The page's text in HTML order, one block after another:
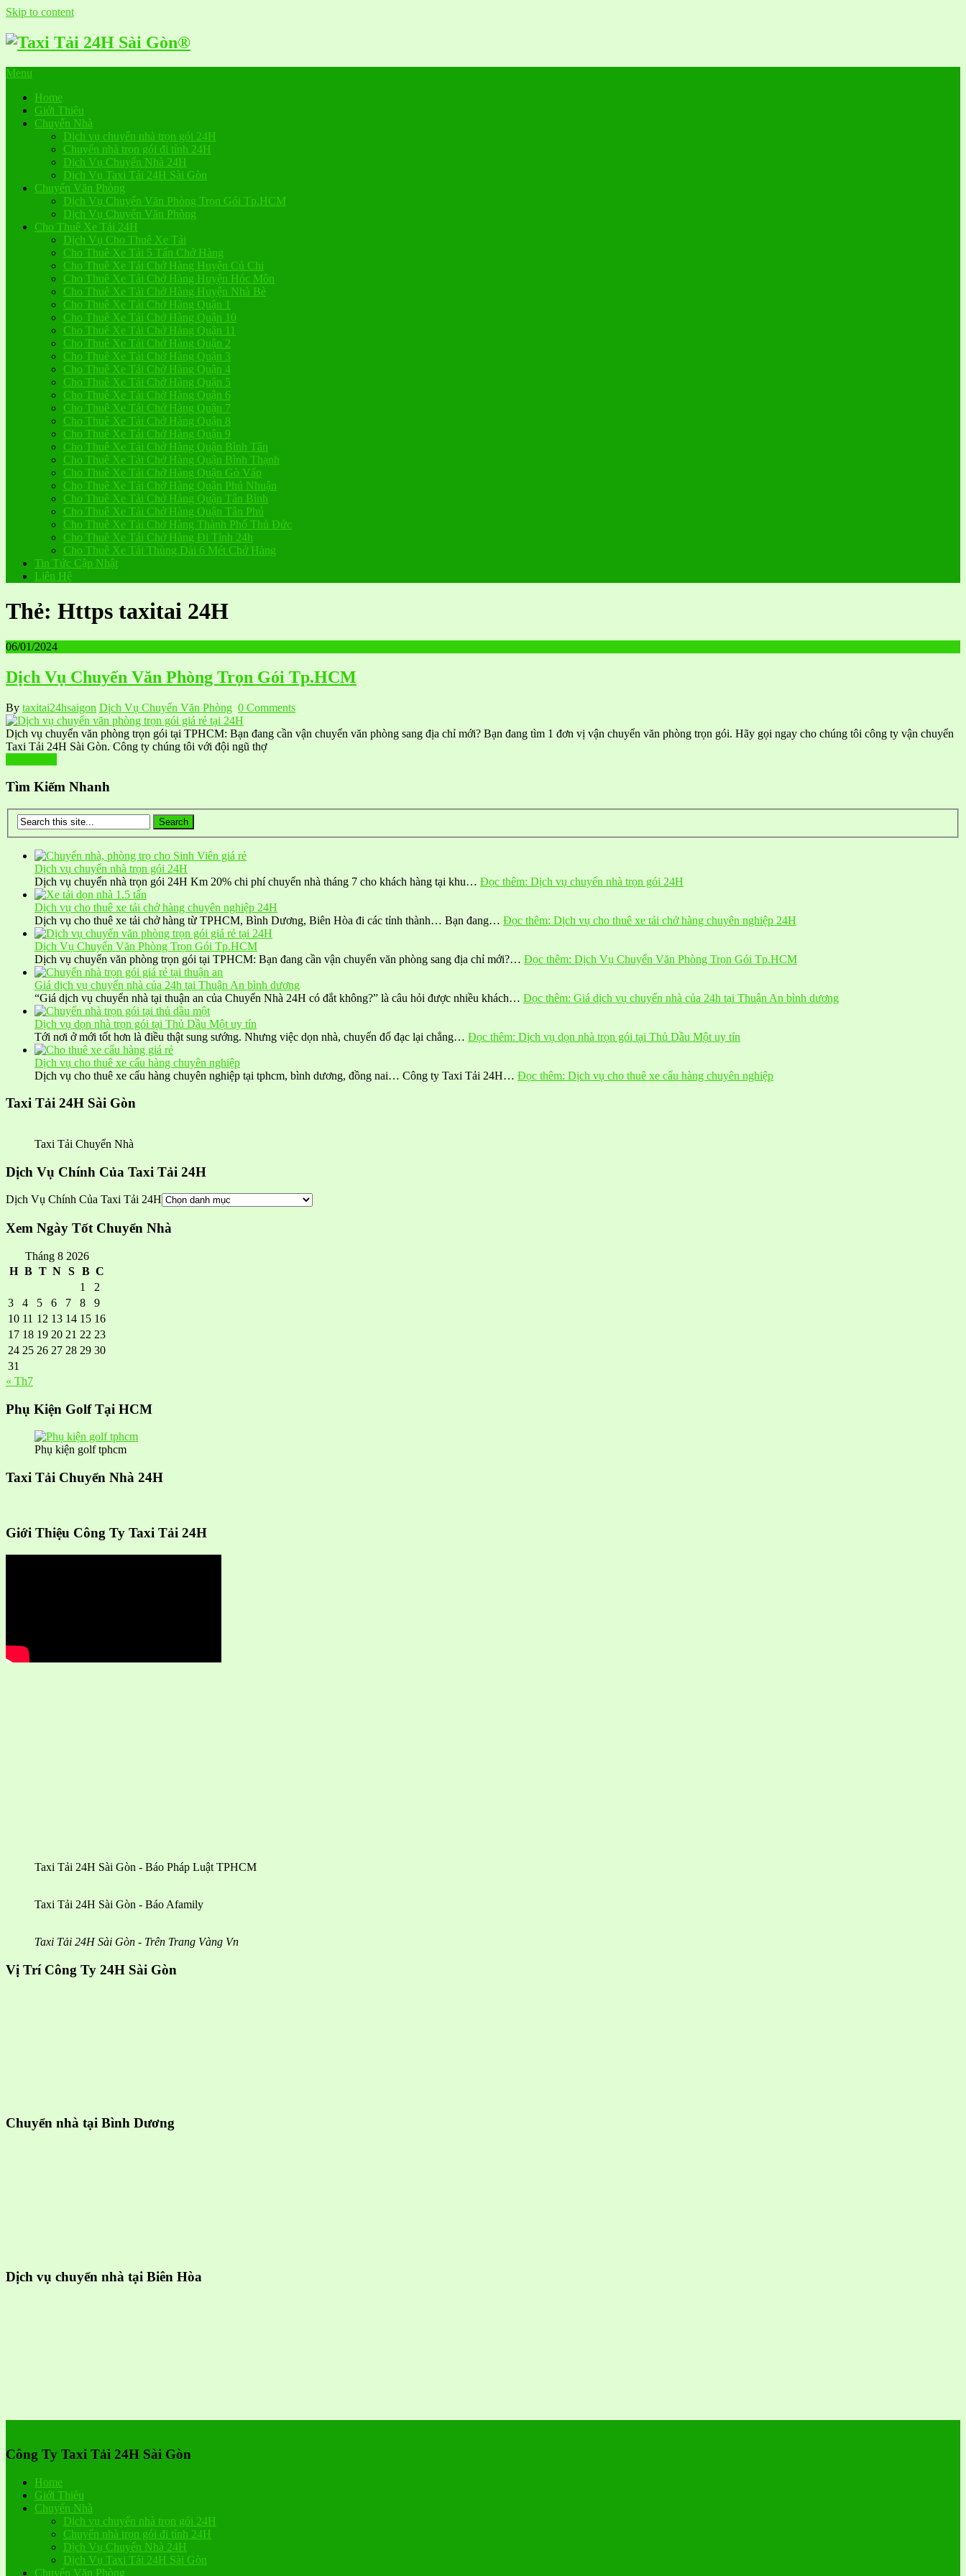
Skip to content
Menu
Home
Giới Thiệu
Chuyển Nhà
Dịch vụ chuyển nhà trọn gói 24H
Chuyển nhà trọn gói đi tỉnh 24H
Dịch Vụ Chuyển Nhà 24H
Dịch Vụ Taxi Tải 24H Sài Gòn
Chuyển Văn Phòng
Dịch Vụ Chuyển Văn Phòng Trọn Gói Tp.HCM
Dịch Vụ Chuyển Văn Phòng
Cho Thuê Xe Tải 24H
Dịch Vụ Cho Thuê Xe Tải
Cho Thuê Xe Tải 5 Tấn Chở Hàng
Cho Thuê Xe Tải Chở Hàng Huyện Củ Chi
Cho Thuê Xe Tải Chở Hàng Huyện Hóc Môn
Cho Thuê Xe Tải Chở Hàng Huyện Nhà Bè
Cho Thuê Xe Tải Chở Hàng Quận 1
Cho Thuê Xe Tải Chở Hàng Quận 10
Cho Thuê Xe Tải Chở Hàng Quận 11
Cho Thuê Xe Tải Chở Hàng Quận 2
Cho Thuê Xe Tải Chở Hàng Quận 3
Cho Thuê Xe Tải Chở Hàng Quận 4
Cho Thuê Xe Tải Chở Hàng Quận 5
Cho Thuê Xe Tải Chở Hàng Quận 6
Cho Thuê Xe Tải Chở Hàng Quận 7
Cho Thuê Xe Tải Chở Hàng Quận 8
Cho Thuê Xe Tải Chở Hàng Quận 9
Cho Thuê Xe Tải Chở Hàng Quận Bình Tân
Cho Thuê Xe Tải Chở Hàng Quận Bình Thạnh
Cho Thuê Xe Tải Chở Hàng Quận Gò Vấp
Cho Thuê Xe Tải Chở Hàng Quận Phú Nhuận
Cho Thuê Xe Tải Chở Hàng Quận Tân Bình
Cho Thuê Xe Tải Chở Hàng Quận Tân Phú
Cho Thuê Xe Tải Chở Hàng Thành Phố Thủ Đức
Cho Thuê Xe Tải Chở Hàng Đi Tỉnh 24h
Cho Thuê Xe Tải Thùng Dài 6 Mét Chở Hàng
Tin Tức Cập Nhật
Liên Hệ
Thẻ: Https taxitai 24H
06/01/2024
Dịch Vụ Chuyển Văn Phòng Trọn Gói Tp.HCM
By taxitai24hsaigon Dịch Vụ Chuyển Văn Phòng 0 Comments
Dịch vụ chuyển văn phòng trọn gói tại TPHCM: Bạn đang cần vận chuyển văn phòng sang địa chỉ mới? Bạn đang tìm 1 đơn vị vận chuyển văn phòng trọn gói. Hãy gọi ngay cho chúng tôi công ty vận chuyển
Taxi Tải 24H Sài Gòn. Công ty chúng tôi với đội ngũ thợ
Tìm Kiếm Nhanh
Dịch vụ chuyển nhà trọn gói 24H
Dịch vụ chuyển nhà trọn gói 24H Km 20% chi phí chuyển nhà tháng 7 cho khách hàng tại khu… Đọc thêm: Dịch vụ chuyển nhà trọn gói 24H
Dịch vụ cho thuê xe tải chở hàng chuyên nghiệp 24H
Dịch vụ cho thuê xe tải chở hàng từ TPHCM, Bình Dương, Biên Hòa đi các tỉnh thành… Bạn đang… Đọc thêm: Dịch vụ cho thuê xe tải chở hàng chuyên nghiệp 24H
Dịch Vụ Chuyển Văn Phòng Trọn Gói Tp.HCM
Dịch vụ chuyển văn phòng trọn gói tại TPHCM: Bạn đang cần vận chuyển văn phòng sang địa chỉ mới?… Đọc thêm: Dịch Vụ Chuyển Văn Phòng Trọn Gói Tp.HCM
Giá dịch vụ chuyển nhà của 24h tại Thuận An bình dương
“Giá dịch vụ chuyển nhà tại thuận an của Chuyển Nhà 24H có đắt không?” là câu hỏi được nhiều khách… Đọc thêm: Giá dịch vụ chuyển nhà của 24h tại Thuận An bình dương
Dịch vụ dọn nhà trọn gói tại Thủ Dầu Một uy tín
Tới nơi ở mới tốt hơn là điều thật sung sướng. Nhưng việc dọn nhà, chuyển đổ đạc lại chẳng… Đọc thêm: Dịch vụ dọn nhà trọn gói tại Thủ Dầu Một uy tín
Dịch vụ cho thuê xe cẩu hàng chuyên nghiệp
Dịch vụ cho thuê xe cẩu hàng chuyên nghiệp tại tphcm, bình dương, đồng nai… Công ty Taxi Tải 24H… Đọc thêm: Dịch vụ cho thuê xe cẩu hàng chuyên nghiệp
Taxi Tải 24H Sài Gòn
Taxi Tải Chuyển Nhà
Dịch Vụ Chính Của Taxi Tải 24H
Dịch Vụ Chính Của Taxi Tải 24H
Xem Ngày Tốt Chuyển Nhà
Tháng 8 2026
H B T N S B C
1
2
3
4 5 6 7 8
9
10 11 12 13 14 15 16
17 18 19 20 21 22 23
24 25 26 27 28 29 30
31
« Th7
Phụ Kiện Golf Tại HCM
Phụ kiện golf tphcm
Taxi Tải Chuyển Nhà 24H
Giới Thiệu Công Ty Taxi Tải 24H
Taxi Tải 24H Sài Gòn - Báo Pháp Luật TPHCM
Taxi Tải 24H Sài Gòn - Báo Afamily
Taxi Tải 24H Sài Gòn - Trên Trang Vàng Vn
Vị Trí Công Ty 24H Sài Gòn
Chuyển nhà tại Bình Dương
Dịch vụ chuyển nhà tại Biên Hòa
Công Ty Taxi Tải 24H Sài Gòn
Home
Giới Thiệu
Chuyển Nhà
Dịch vụ chuyển nhà trọn gói 24H
Chuyển nhà trọn gói đi tỉnh 24H
Dịch Vụ Chuyển Nhà 24H
Dịch Vụ Taxi Tải 24H Sài Gòn
Chuyển Văn Phòng